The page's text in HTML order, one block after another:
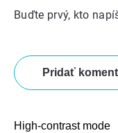
Buďte prvý, kto
Pridať
High-contrast mode